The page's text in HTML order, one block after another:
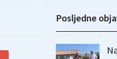
Posljedne